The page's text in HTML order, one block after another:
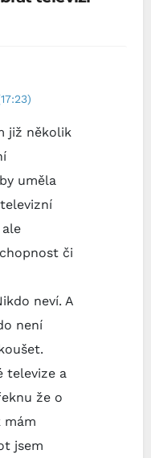
již několik
uměla
ale
či
neví. A
není
televize a
že o
mám
jsem